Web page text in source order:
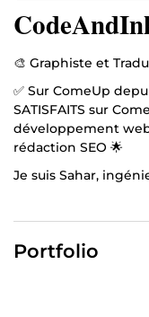
🎨 Graphiste et
✅ Sur ComeUp
SATISFAITS sur
développement
rédaction SEO 🌟
Je suis Sahar,
leurs produits de
Portfolio